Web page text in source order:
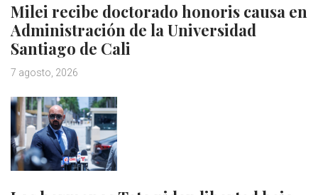
Milei recibe doctorado honoris causa en
Administración de la Universidad
Santiago de Cali
7 agosto, 2026